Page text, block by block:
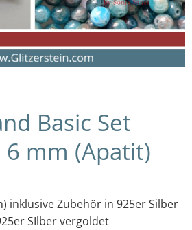
Basic Set
6 mm (Apatit)
inklusive Zubehör in 925er Silber
SIlber vergoldet